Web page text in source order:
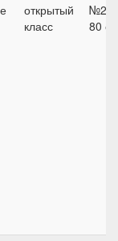
открытый
класс
№2,
80 см